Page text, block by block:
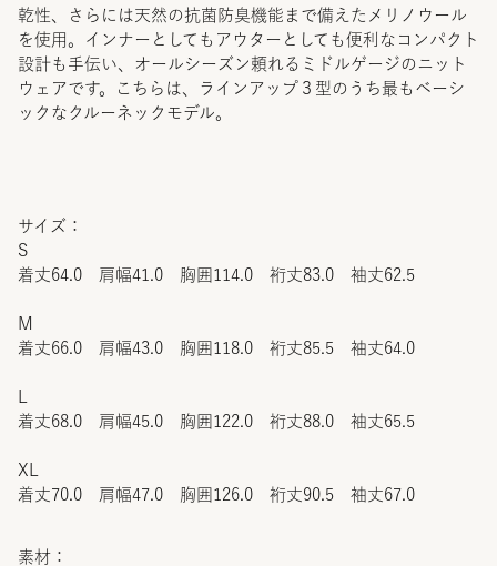
乾性、さらには天然の抗菌防臭機能まで備えたメリノウール
を使用。インナーとしてもアウターとしても便利なコンパクト
設計も手伝い、オールシーズン頼れるミドルゲージのニット
ウェアです。こちらは、ラインアップ３型のうち最もベーシ
ックなクルーネックモデル。
サイズ：
S
着丈64.0 肩幅41.0 胸囲114.0 裄丈83.0 袖丈62.5
M
着丈66.0 肩幅43.0 胸囲118.0 裄丈85.5 袖丈64.0
着丈68.0 肩幅45.0 胸囲122.0 裄丈88.0 袖丈65.5
XL
着丈70.0 肩幅47.0 胸囲126.0 裄丈90.5 袖丈67.0
素材：